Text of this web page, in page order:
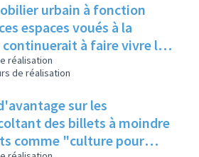
urbain à fonction
espaces voués à la
à faire vivre le
réalisation
de réalisation
sur les
des billets à moindre
comme "culture pour